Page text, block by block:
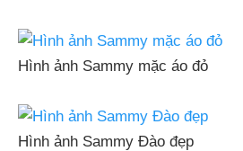
Hình ảnh Sammy mặc áo đỏ
Hình ảnh Sammy Đào đẹp